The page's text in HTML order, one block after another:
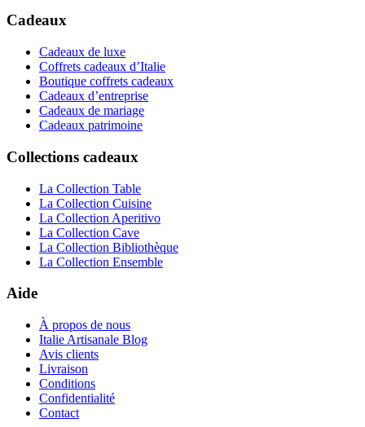
Cadeaux
Cadeaux de luxe
Coffrets cadeaux d’Italie
Boutique coffrets cadeaux
Cadeaux d’entreprise
Cadeaux de mariage
Cadeaux patrimoine
Collections cadeaux
La Collection Table
La Collection Cuisine
La Collection Aperitivo
La Collection Cave
La Collection Bibliothèque
La Collection Ensemble
Aide
À propos de nous
Italie Artisanale Blog
Avis clients
Livraison
Conditions
Confidentialité
Contact